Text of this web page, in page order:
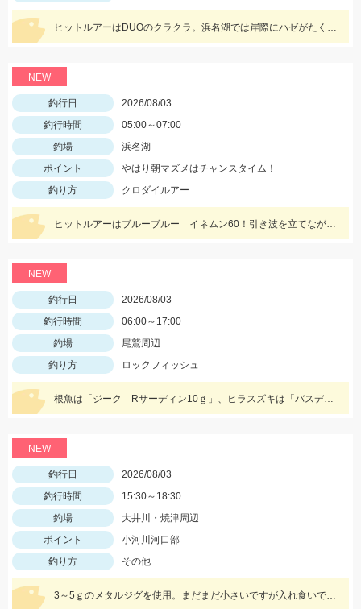
ヒットルアーはDUOのクラクラ。浜名湖では岸際にハゼがたくさん群れているのが見えます。ハゼ用のルアーを底に当てながらゆっくり巻くだけ！ハゼがたくさんアタックしてきて面白いです。
NEW
釣行日
2026/08/03
釣行時間
05:00～07:00
釣場
浜名湖
ポイント
やはり朝マズメはチャンスタイム！
釣り方
クロダイルアー
ヒットルアーはブルーブルー イネムン60！引き波を立てながらゆっくり水面をタダ巻き。単発でしたがバシュッと気持ちよくバイトが出ました☆
NEW
釣行日
2026/08/03
釣行時間
06:00～17:00
釣場
尾鷲周辺
釣り方
ロックフィッシュ
根魚は「ジーク Rサーディン10ｇ」、ヒラスズキは「バスデイ シュガペン70Ｆ」が好調！
NEW
釣行日
2026/08/03
釣行時間
15:30～18:30
釣場
大井川・焼津周辺
ポイント
小河川河口部
釣り方
その他
3～5ｇのメタルジグを使用。まだまだ小さいですが入れ食いでした♪